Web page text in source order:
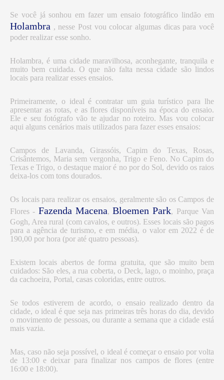
Se você já sonhou em fazer um ensaio fotográfico lindão em
Holambra , nesse Post vou colocar algumas dicas para você
poder realizar esse sonho.
Holambra, é uma cidade maravilhosa, aconhegante, tranquila e
muito bem cuidada. O que não falta nessa cidade são lindos
locais para realizar esses ensaios.
Primeiramente, o ideal é contratar um guia turístico para lhe
apresentar as rotas, e as flores disponíveis na época do ensaio.
Ele e seu fotógrafo vão te ajudar no roteiro. Mas vou colocar
aqui alguns cenários mais utilizados para fazer esses ensaios:
Campos de Lavanda, Girassóis, Capim do Texas, Rosas,
Crisântemos, Maria sem vergonha, Trigo e Feno. No Capim do
Texas e Trigo, o destaque maior é no por do Sol, devido os raios
deixa-los com tons dourados.
Os locais para realizar os ensaios, geralmente são os Campos de
Flores - Fazenda Macena, Bloemen Park, Parque Van
Gogh, Area rural (com cavalos, e outros). Esses locais são pagos
para a agência de turismo, e em média, o valor em 2022 é de
190,00 por hora (por até quatro pessoas).
Existem locais abertos de forma gratuita, que são muito bem
cuidados: São eles, a rua coberta, o Deck, lago, o moinho, praça
da cachoeira, Portal, casas coloridas, entre outros.
Se todos estiverem de acordo, o ensaio realizado dentro da
cidade, o ideal é que seja nas primeiras três horas do dia, devido
o movimento de pessoas, ou durante a semana que a cidade está
mais vazia.
Mas, caso não seja possível, o ideal é começar o ensaio por volta
de 13:00 e deixar para finalizar nos campos de flores (entre
16:00 e 18:00).